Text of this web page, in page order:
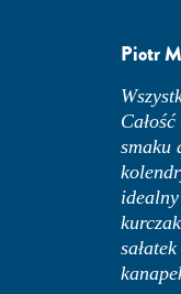
Piotr
smaku